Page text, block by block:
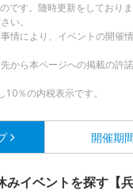
です。随時更新をしており
い。
情により、イベントの開催
から本ページへの掲載の許
％の内税表示です。
開催期
イベントを探す【兵